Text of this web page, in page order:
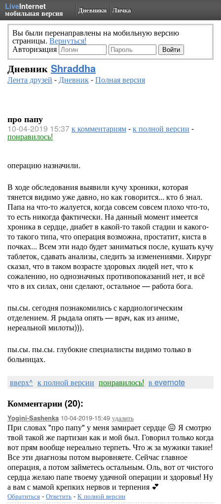
LiveInternet
мобильная версия Дневники Личка
Вы были перенаправлены на мобильную версию
страницы. Вернуться!
Авторизация
Дневник Shraddha
Лента друзей -Дневник-Полная версия
про папу
10-04-2019 15:37к комментариям-к полной версии -
понравилось!
операцию назначили.
В ходе обследования выявили кучу хроники, которая
тянется видимо уже давно, но как говорится... кто б знал.
Папа на что-то жалуется, когда совсем совсем плохо что-то,
то есть никогда фактически. На данный момент имеется
хроника в сердце, диабет в какой-то такой стадии и какого-
то такого типа, что операция возможна, простатит, киста в
почках... Всем эти надо будет заниматься после, кушать кучу
таблеток, сдавать анализы, следить за изменениями. Хирург
сказал, что в таком возрасте здоровых людей нет, что к
сожалению, но однозначных противопоказаний нет, и всё
что в их силах, они сделают, остальное — работа бога.
пы.сы. сегодня познакомились с кардиологическим
отделением. Я рыдала опять — врач, как из аниме,
нереальной милоты))).
пы.сы. пы.сы. глубокие специалисты видимо только в
больницах.
вверх^ к полной версии понравилось! в evernote
Комментарии (20):
Yogini-Sashenka 10-04-2019-15:49 удалить
При словах "про папу" у меня замирает сердце 😖 Я смотрю
твой такой же партизан как и мой был. Говорил только когда
вот прям вообще нереально терпеть. Что ж за мужики такие!
Все эти диагнозы потом выровняете. Сейчас главное
операция, а потом займетесь остальным. Оль, вот от чистого
сердца желаю папе твоему удачной операции и здоровья! Ну
а вам с мамой крепких нервов и терпения 💕
Обратиться - Ответить - К полной версии